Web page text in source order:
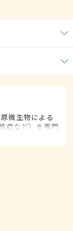
微生物による
症など）を専門